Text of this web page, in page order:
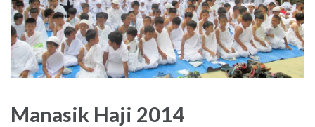
Manasik Haji 2014